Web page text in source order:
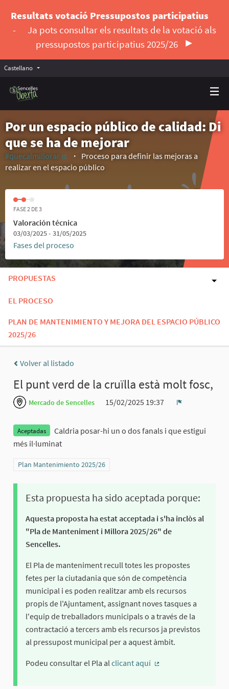
Resultats votació Pressupostos participatius
-
Ja pots consultar els resultats de la votació als
pressupostos participatius 2025/26
Castellano Triar la llengua
Por un espacio público de calidad: Di
que se ha de mejorar
#quecalmillorar
(Enlace externo)
Proceso para definir las mejoras a
realizar en el espacio público
FASE 2 DE 3
Valoración técnica
03/03/2025 - 31/05/2025
Fases del proceso
PROPUESTAS
EL PROCESO
PLAN DE MANTENIMIENTO Y MEJORA DEL ESPACIO PÚBLICO
2025/26
Volver al listado
El punt verd de la cruïlla està molt fosc,
Mercado de Sencelles
15/02/2025 19:37
Aceptadas
Caldria posar-hi un o dos fanals i que estigui
més il·luminat
Resultados al filtrar por la categoría: Plan Mantenimiento 2025/26
Plan Mantenimiento 2025/26
Esta propuesta ha sido aceptada porque:
Aquesta proposta ha estat acceptada i s'ha inclòs al
"Pla de Manteniment i Millora 2025/26" de
Sencelles.
El Pla de manteniment recull totes les propostes
fetes per la ciutadania que són de competència
municipal i es poden realitzar amb els recursos
propis de l'Ajuntament, assignant noves tasques a
l'equip de treballadors municipals o a través de la
contractació a tercers amb els recursos ja previstos
al pressupost municipal per a aquest àmbit.
Podeu consultar el Pla alclicant aquí